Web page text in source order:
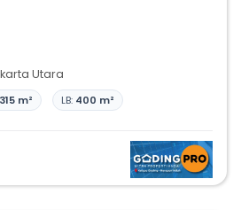
Utara
315 m² LB: 400 m²